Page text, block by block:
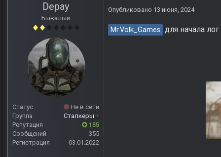
Depay
Бывалый
Статус
Не в сети
Группа
Сталкеры +
Репутация
155
Сообщений
355
Регистрация
03.01.2022
Опубликовано 13 июня, 2024
Mr.Volk_Games для начала